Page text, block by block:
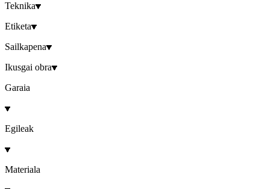
Teknika
Etiketa
Sailkapena
Ikusgai obra
Garaia
Egileak
Materiala